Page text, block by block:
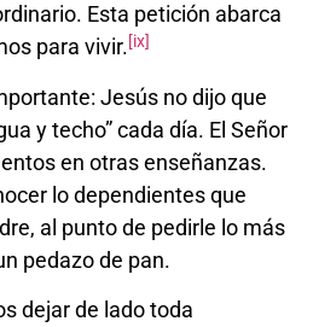
Esta petición abarca
para vivir.[ix]
Jesús no dijo que
y techo” cada día. El Señor
en otras enseñanzas.
lo dependientes que
al punto de pedirle lo más
pedazo de pan.
dejar de lado toda